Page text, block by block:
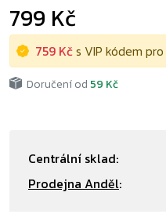
799 Kč
759 Kčs VIP kódem pro
Doručení od 59 Kč
Centrální sklad:
Prodejna Anděl: